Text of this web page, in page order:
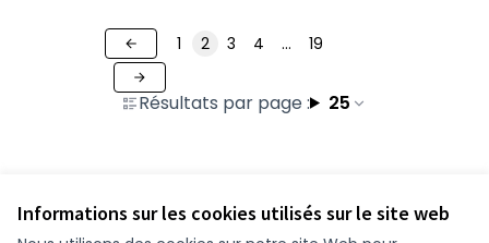
Informations sur les cookies utilisés sur le site web
Résultats par page : 25
1 2 3 4 … 19